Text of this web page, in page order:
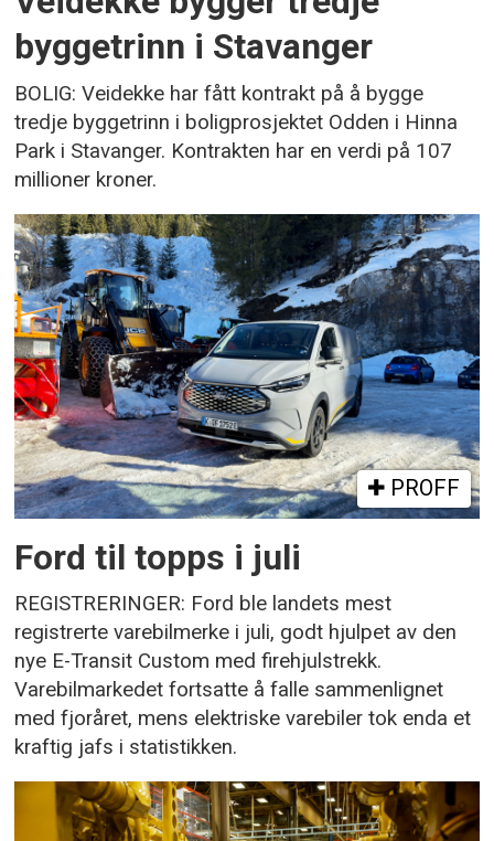
byggetrinn i Stavanger
BOLIG: Veidekke har fått kontrakt på å bygge
tredje byggetrinn i boligprosjektet Odden i Hinna
Park i Stavanger. Kontrakten har en verdi på 107
millioner kroner.
PROFF
Ford til topps i juli
REGISTRERINGER: Ford ble landets mest
registrerte varebilmerke i juli, godt hjulpet av den
nye E-Transit Custom med firehjulstrekk.
Varebilmarkedet fortsatte å falle sammenlignet
med fjoråret, mens elektriske varebiler tok enda et
kraftig jafs i statistikken.